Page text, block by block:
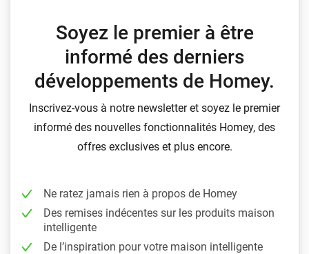
Soyez le premier à être
informé des derniers
développements de Homey.
Inscrivez-vous à notre newsletter et soyez le premier
informé des nouvelles fonctionnalités Homey, des
offres exclusives et plus encore.
Ne ratez jamais rien à propos de Homey
Des remises indécentes sur les produits maison
intelligente
De l’inspiration pour votre maison intelligente